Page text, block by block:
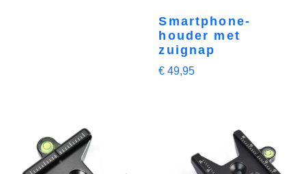
Smartphone-
houder met
zuignap
€ 49,95